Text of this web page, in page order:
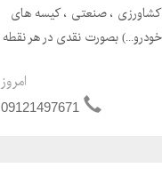
کشاورزی ، صنعتی ، کیسه های
بصورت نقدی در هر نقطه
امروز
09121497671